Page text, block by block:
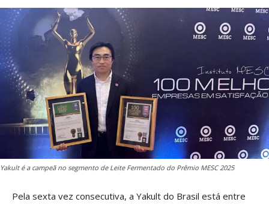
Yakult é a campeã no segmento de Leite Fermentado do Prêmio MESC 2025
Pela sexta vez consecutiva, a Yakult do Brasil está entre